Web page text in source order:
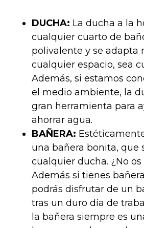
DUCHA: La ducha a la
cualquier cuarto de
polivalente y se adapta
cualquier espacio, sea
Además, si estamos
el medio ambiente, la
gran herramienta para
ahorrar agua.
BAÑERA:
una bañera bonita, que
cualquier ducha. ¿No os
Además si tienes
podrás disfrutar de un
tras un duro día de
la bañera siempre es